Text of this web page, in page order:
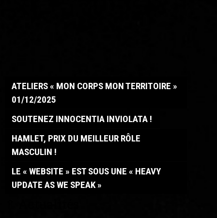
ATELIERS « MON CORPS MON TERRITOIRE »
01/12/2025
SOUTENEZ INNOCENTIA INVIOLATA !
HAMLET, PRIX DU MEILLEUR RÔLE
MASCULIN !
LE « WEBSITE » EST SOUS UNE « HEAVY
UPDATE AS WE SPEAK »